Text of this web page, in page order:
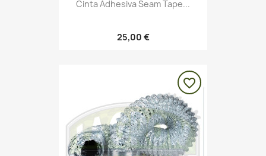
Cinta Adhesiva Seam Tape...
25,00 €
favorite_border